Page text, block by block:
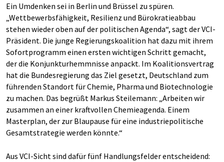
Ein Umdenken sei in Berlin und Brüssel zu spüren.
„Wettbewerbsfähigkeit, Resilienz und Bürokratieabbau
stehen wieder oben auf der politischen Agenda“, sagt der VCI-
Präsident. Die junge Regierungskoalition hat dazu mit ihrem
Sofortprogramm einen ersten wichtigen Schritt gemacht,
der die Konjunkturhemmnisse anpackt. Im Koalitionsvertrag
hat die Bundesregierung das Ziel gesetzt, Deutschland zum
führenden Standort für Chemie, Pharma und Biotechnologie
zu machen. Das begrüßt Markus Steilemann: „Arbeiten wir
zusammen an einer kraftvollen Chemieagenda. Einem
Masterplan, der zur Blaupause für eine industriepolitische
Gesamtstrategie werden könnte.“
Aus VCI-Sicht sind dafür fünf Handlungsfelder entscheidend: